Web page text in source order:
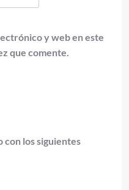
y web en este
que comente.
los siguientes